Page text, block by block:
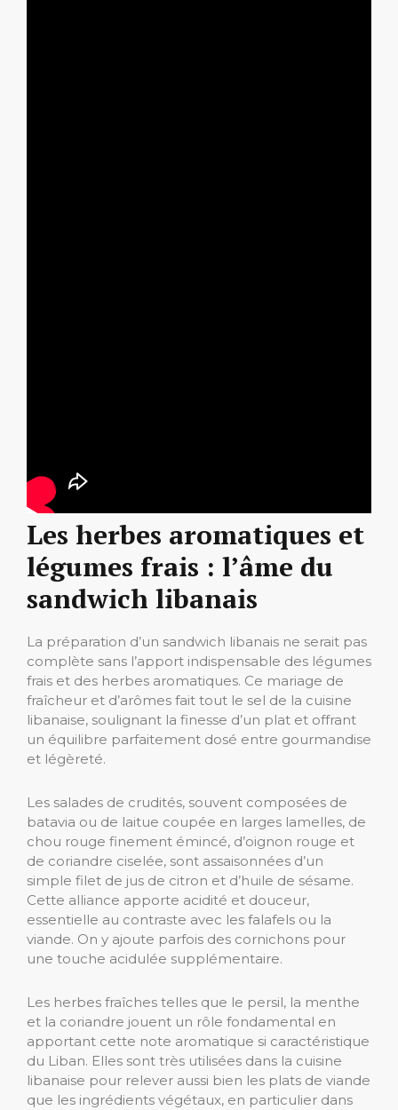
Les herbes aromatiques et
légumes frais : l’âme du
sandwich libanais
La préparation d’un sandwich libanais ne serait pas
complète sans l’apport indispensable des légumes
frais et des herbes aromatiques. Ce mariage de
fraîcheur et d’arômes fait tout le sel de la cuisine
libanaise, soulignant la finesse d’un plat et offrant
un équilibre parfaitement dosé entre gourmandise
et légèreté.
Les salades de crudités, souvent composées de
batavia ou de laitue coupée en larges lamelles, de
chou rouge finement émincé, d’oignon rouge et
de coriandre ciselée, sont assaisonnées d’un
simple filet de jus de citron et d’huile de sésame.
Cette alliance apporte acidité et douceur,
essentielle au contraste avec les falafels ou la
viande. On y ajoute parfois des cornichons pour
une touche acidulée supplémentaire.
Les herbes fraîches telles que le persil, la menthe
et la coriandre jouent un rôle fondamental en
apportant cette note aromatique si caractéristique
du Liban. Elles sont très utilisées dans la cuisine
libanaise pour relever aussi bien les plats de viande
que les ingrédients végétaux, en particulier dans